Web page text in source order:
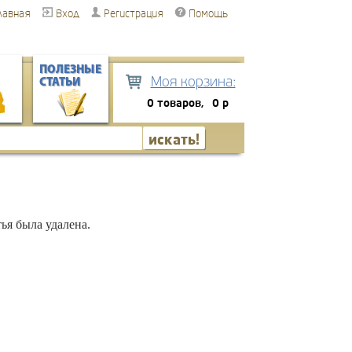
Вход Регистрация Помощь
Моя корзина:
0 товаров, 0 р
ПОЛЕЗНЫЕ
СТАТЬИ
была удалена.